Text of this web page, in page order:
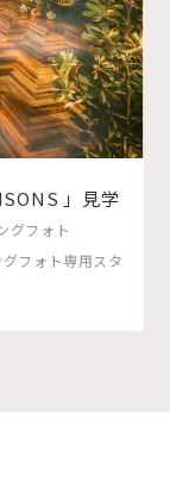
」見学
グフォト
グフォト専用スタ